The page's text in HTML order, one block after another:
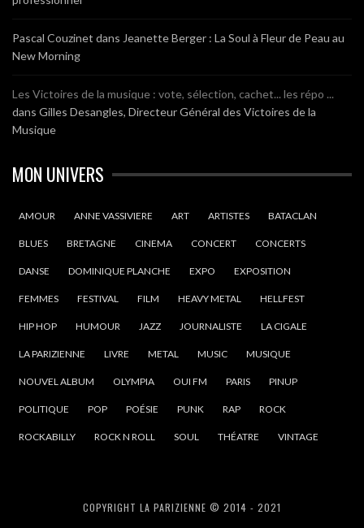
Pascal Couzinet dans Jeanette Berger : La Soul à Fleur de Peau au
New Morning
Les Victoires de la musique : vote, sélection, cachet... les répo ...
dans Gilles Desangles, Directeur Général des Victoires de la
Musique
MON UNIVERS
AMOUR ANNE VASSIVIERE ART ARTISTES BATACLAN
BLUES BRETAGNE CINEMA CONCERT CONCERTS
DANSE DOMINIQUE PLANCHE EXPO EXPOSITION
FEMMES FESTIVAL FILM HEAVY METAL HELLFEST
HIP HOP HUMOUR JAZZ JOURNALISTE LA CIGALE
LA PARIZIENNE LIVRE METAL MUSIC MUSIQUE
NOUVEL ALBUM OLYMPIA OUI FM PARIS PINUP
POLITIQUE POP POÉSIE PUNK RAP ROCK
ROCKABILLY ROCK N ROLL SOUL THÉATRE VINTAGE
COPYRIGHT LA PARIZIENNE © 2014 - 2021